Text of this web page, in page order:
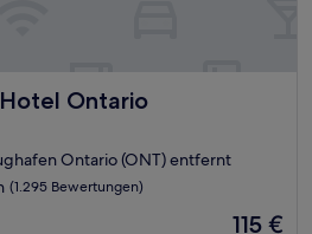
Ontario
Ontario
Ontario (ONT) entfernt
(1.295 Bewertungen)
Der
115 €